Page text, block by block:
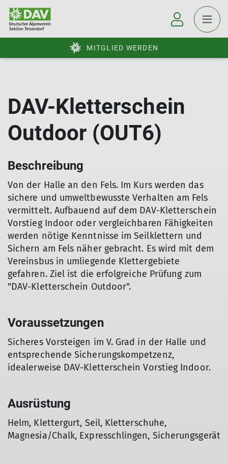
MITGLIED WERDEN
DAV-Kletterschein
Outdoor (OUT6)
Beschreibung
Von der Halle an den Fels. Im Kurs werden das
sichere und umweltbewusste Verhalten am Fels
vermittelt. Aufbauend auf dem DAV-Kletterschein
Vorstieg Indoor oder vergleichbaren Fähigkeiten
werden nötige Kenntnisse im Seilklettern und
Sichern am Fels näher gebracht. Es wird mit dem
Vereinsbus in umliegende Klettergebiete
gefahren. Ziel ist die erfolgreiche Prüfung zum
"DAV-Kletterschein Outdoor".
Voraussetzungen
Sicheres Vorsteigen im V. Grad in der Halle und
entsprechende Sicherungskompetzenz,
idealerweise DAV-Kletterschein Vorstieg Indoor.
Ausrüstung
Helm, Klettergurt, Seil, Kletterschuhe,
Magnesia/Chalk, Expresschlingen, Sicherungsgerät